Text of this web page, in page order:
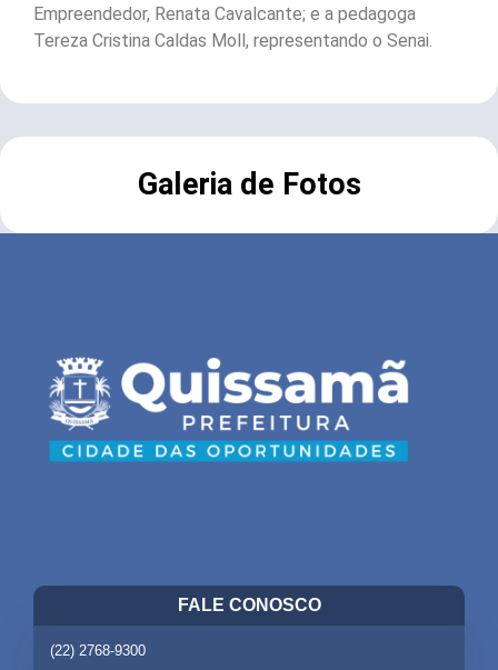
Empreendedor, Renata Cavalcante; e a pedagoga
Tereza Cristina Caldas Moll, representando o Senai.
Galeria de Fotos
FALE CONOSCO
(22) 2768-9300